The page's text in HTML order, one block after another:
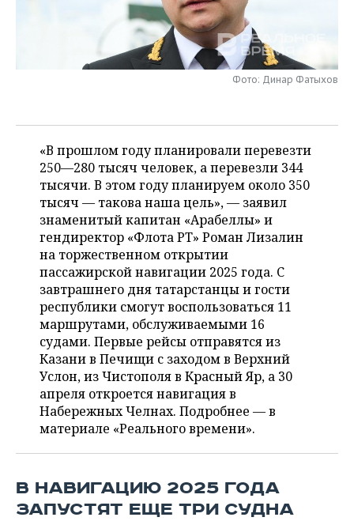
РОЗНИЧНАЯ ТОРГОВЛЯ
ТРАНСПОРТ
НОВОСТИ ТЕХНОЛОГИЙ
НОВОСТИ МЕРОПРИЯТИЙ
ONLINE-КОНФЕРЕНЦИИ
ОТКРЫТАЯ ЛЕКЦИЯ
СПОРТ
ХОККЕЙ
БАСКЕТБОЛ
ВОЛЕЙБОЛ
КИБЕРСПОРТ
ФИГУРНОЕ КАТАНИЕ
ВОДНЫЕ ВИДЫ СПОРТА
ХОККЕЙ С МЯЧОМ
ВЛАСТЬ
ИНФРАСТРУКТУРА
ИСТОРИЯ
КУЛЬТУРА
МЕДИЦИНА
ОБРАЗОВАНИЕ
ПРОИСШЕСТВИЯ
СЮЖЕТЫ
СПРАВОЧНИК
СПИСОК ПЕРСОН
СПИСОК КОМПАНИЙ
ПОЛНАЯ ВЕРСИЯ
Фото: Динар Фатыхов
«В прошлом году планировали перевезти
250—280 тысяч человек, а перевезли 344
тысячи. В этом году планируем около 350
тысяч — такова наша цель», — заявил
знаменитый капитан «Арабеллы» и
гендиректор «Флота РТ» Роман Лизалин
на торжественном открытии
пассажирской навигации 2025 года. С
завтрашнего дня татарстанцы и гости
республики смогут воспользоваться 11
маршрутами, обслуживаемыми 16
судами. Первые рейсы отправятся из
Казани в Печищи с заходом в Верхний
Услон, из Чистополя в Красный Яр, а 30
апреля откроется навигация в
Набережных Челнах. Подробнее — в
материале «Реального времени».
В НАВИГАЦИЮ 2025 ГОДА
ЗАПУСТЯТ ЕЩЕ ТРИ СУДНА